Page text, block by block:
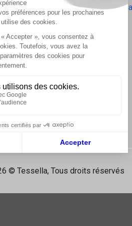
d'isolation
Radiateurs
de douche
© Tessella, Tous droits réservés